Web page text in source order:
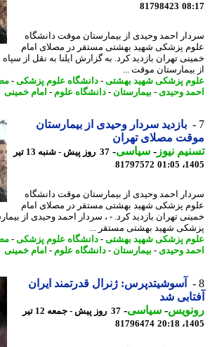
81798423
احمد وحیدی از بیمارستان موقت دانشگاه
پزشکی شهید بهشتی مستقر در مصلای امام
تهران بازدید کرد. به گزارش ایلنا به نقل از سپاه
موقت ...
پزشکی شهید بهشتی-دانشگاه علوم پزشکی-مصلای
وحیدی-بیمارستان-دانشگاه علوم-امام خمینی
بازدید سردار وحیدی از بیمارستان
مصلای تهران
نیوز-سیاسی-
37 روز پیش - شنبه 13 تیر
81797572
احمد وحیدی از بیمارستان موقت دانشگاه
پزشکی شهید بهشتی مستقر در مصلای امام
تهران بازدید کرد. - ، سردار احمد وحیدی از
شهید بهشتی مستقر ...
پزشکی شهید بهشتی-دانشگاه علوم پزشکی-مصلای
وحیدی-بیمارستان-دانشگاه علوم-امام خمینی
آسوشیتدپرس: ژنرال قدرتمند ایران
شد
-سیاسی-
37 روز پیش - جمعه 12 تیر
81796474